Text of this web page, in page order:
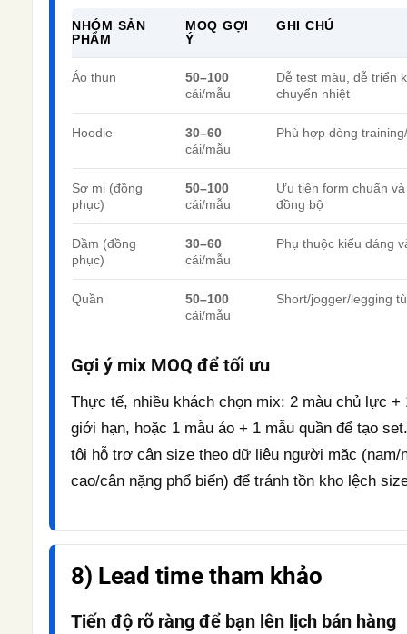
NHÓM SẢN
PHẨM
MOQ GỢI
Ý
GHI CHÚ
Áo thun
50–100
cái/mẫu
Dễ test màu, dễ triển
chuyển nhiệt
Hoodie
30–60
cái/mẫu
Phù hợp dòng
Sơ mi (đồng
phục)
50–100
cái/mẫu
Ưu tiên form chuẩn
đồng bộ
Đầm (đồng
phục)
30–60
cái/mẫu
Phụ thuộc kiểu dáng
Quần
50–100
cái/mẫu
Short/jogger/legging
Gợi ý mix MOQ để tối ưu
Thực tế, nhiều khách chọn mix: 2 màu chủ lực +
giới hạn, hoặc 1 mẫu áo + 1 mẫu quần để tạo
tôi hỗ trợ cân size theo dữ liệu người mặc (nam/
cao/cân nặng phổ biến) để tránh tồn kho lệch
8) Lead time tham khảo
Tiến độ rõ ràng để bạn lên lịch bán hàng